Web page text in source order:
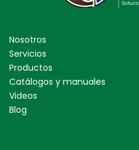
Nosotros
Servicios
Productos
Catálogos y manuales
Videos
Blog